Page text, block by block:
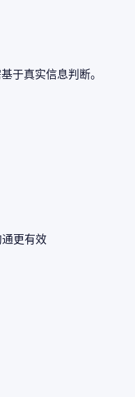
于真实信息判断。
通更有效